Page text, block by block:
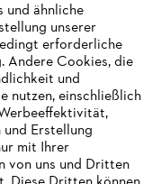
und ähnliche
unserer
erforderliche
Andere Cookies, die
und
nutzen, einschließlich
und Erstellung
mit Ihrer
von uns und Dritten